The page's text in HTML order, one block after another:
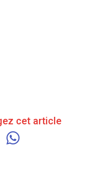
cet article